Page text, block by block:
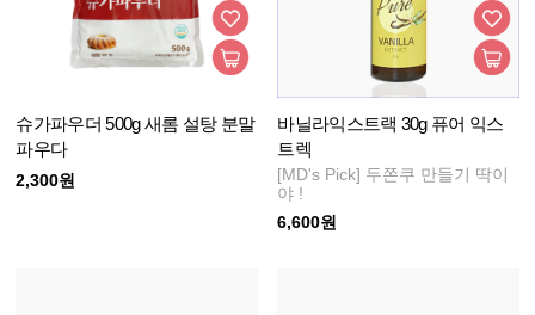
슈가파우더 500g 새롬 설탕 분말
파우다
2,300원
바닐라익스트랙 30g 퓨어 익스
트렉
[MD's Pick] 두쫀쿠 만들기 딱이
야 !
6,600원